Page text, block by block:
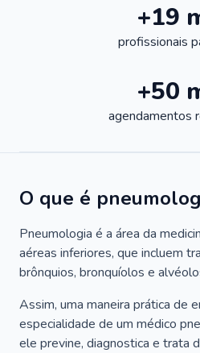
+19
profissionais
+50
agendamentos
O que é
Pneumologia é a área da
aéreas inferiores, que incluem
brônquios, bronquíolos e
Assim, uma maneira prática de
especialidade de um médico
ele previne, diagnostica e trata